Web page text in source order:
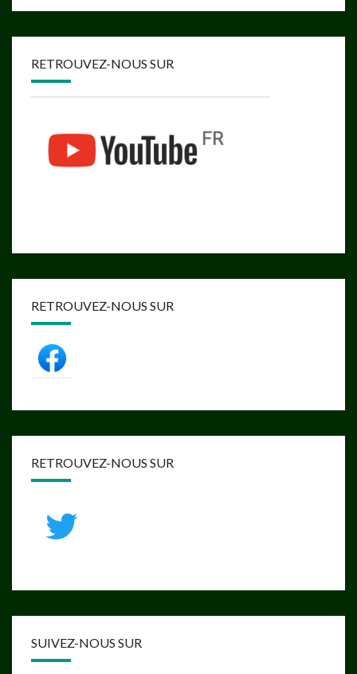
RETROUVEZ-NOUS SUR
RETROUVEZ-NOUS SUR
RETROUVEZ-NOUS SUR
SUIVEZ-NOUS SUR